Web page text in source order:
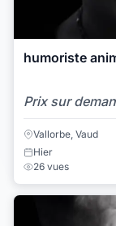
humoriste
Prix sur
Vallorbe, Vaud
Hier
26 vues